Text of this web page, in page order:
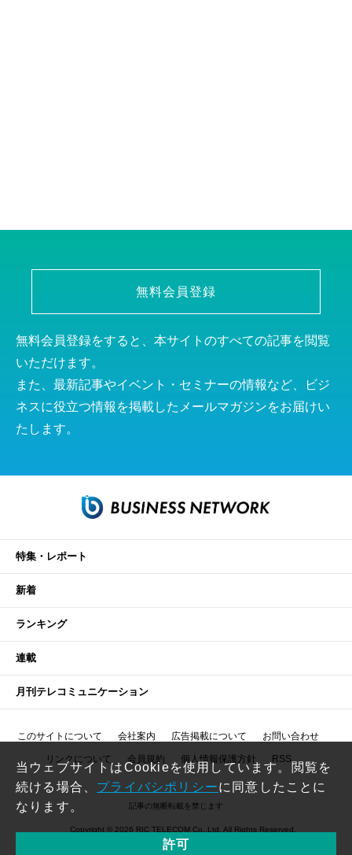
無料会員登録
無料会員登録をすると、本サイトのすべての記事を閲覧
いただけます。
また、最新記事やイベント・セミナーの情報など、ビジ
ネスに役立つ情報を掲載したメールマガジンをお届けい
たします。
特集・レポート
新着
ランキング
連載
月刊テレコミュニケーション
このサイトについて 会社案内 広告掲載について お問い合わせ
リンクについて 会員規約 個人情報保護方針 RSS
記事の無断転載を禁じます
Copyright © 2026 RIC TELECOM Co.,Ltd. All Rights Reserved.
当ウェブサイトはCookieを使用しています。閲覧を
続ける場合、 プライバシポリシーに同意したことに
なります。
許可